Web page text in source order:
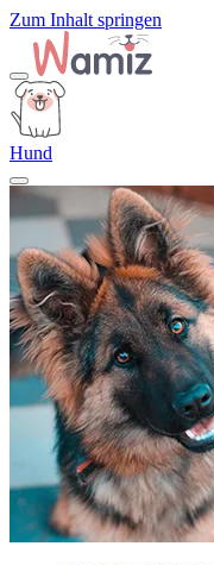
Zum Inhalt springen
Hund